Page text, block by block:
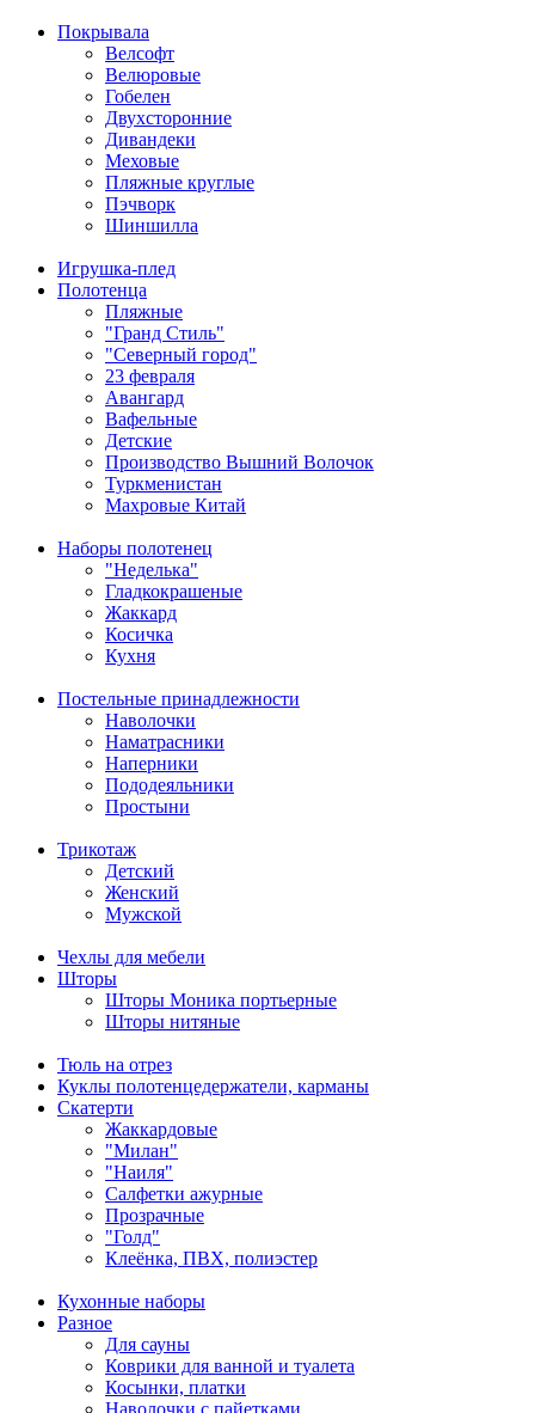
Покрывала
Велсофт
Велюровые
Гобелен
Двухсторонние
Дивандеки
Меховые
Пляжные круглые
Пэчворк
Шиншилла
Игрушка-плед
Полотенца
Пляжные
"Гранд Стиль"
"Северный город"
23 февраля
Авангард
Вафельные
Детские
Производство Вышний Волочок
Туркменистан
Махровые Китай
Наборы полотенец
"Неделька"
Гладкокрашеные
Жаккард
Косичка
Кухня
Постельные принадлежности
Наволочки
Наматрасники
Наперники
Пододеяльники
Простыни
Трикотаж
Детский
Женский
Мужской
Чехлы для мебели
Шторы
Шторы Моника портьерные
Шторы нитяные
Тюль на отрез
Куклы полотенцедержатели, карманы
Скатерти
Жаккардовые
"Милан"
"Наиля"
Салфетки ажурные
Прозрачные
"Голд"
Клеёнка, ПВХ, полиэстер
Кухонные наборы
Разное
Для сауны
Коврики для ванной и туалета
Косынки, платки
Наволочки с пайетками